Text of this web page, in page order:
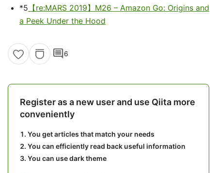
*5 【re:MARS 2019】M26 – Amazon Go: Origins and
a Peek Under the Hood
comment6
Register as a new user and use Qiita more
conveniently
You get articles that match your needs
You can efficiently read back useful information
You can use dark theme